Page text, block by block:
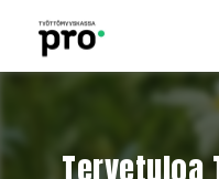
Tervetuloa